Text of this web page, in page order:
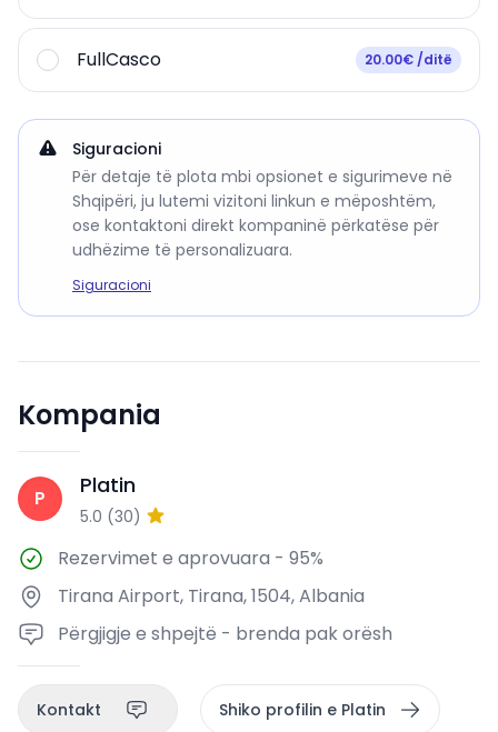
FullCasco 20.00€ /ditë
Siguracioni
Për detaje të plota mbi opsionet e sigurimeve në
Shqipëri, ju lutemi vizitoni linkun e mëposhtëm,
ose kontaktoni direkt kompaninë përkatëse për
udhëzime të personalizuara.
Siguracioni
Kompania
P Platin
5.0 (30)
Rezervimet e aprovuara - 95%
Tirana Airport, Tirana, 1504, Albania
Përgjigje e shpejtë - brenda pak orësh
Kontakt Shiko profilin e Platin